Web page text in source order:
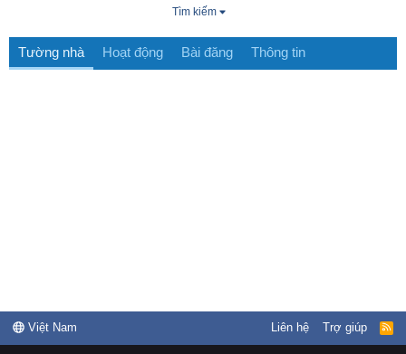
Tìm kiếm
Tường nhà Hoạt động Bài đăng Thông tin
Việt Nam Liên hệ Trợ giúp
R